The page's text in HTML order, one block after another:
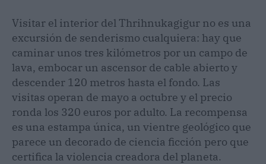
Visitar el interior del Thrihnukagigur no es una
excursión de senderismo cualquiera: hay que
caminar unos tres kilómetros por un campo de
lava, embocar un ascensor de cable abierto y
descender 120 metros hasta el fondo. Las
visitas operan de mayo a octubre y el precio
ronda los 320 euros por adulto. La recompensa
es una estampa única, un vientre geológico que
parece un decorado de ciencia ficción pero que
certifica la violencia creadora del planeta.